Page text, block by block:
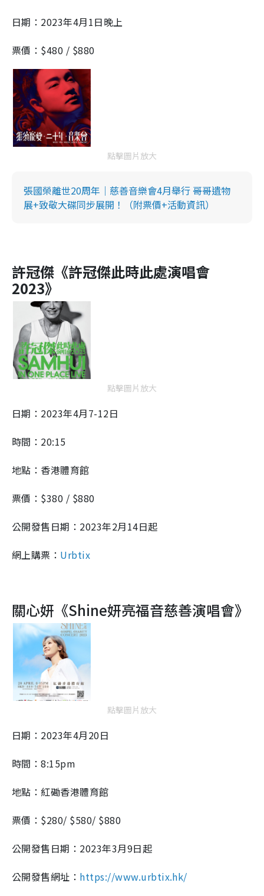
日期：2023年4月1日晚上
票價：$480 / $880
點擊圖片放大
張國榮離世20周年｜慈善音樂會4月舉行 哥哥遺物
展+致敬大碟同步展開！（附票價+活動資訊）
許冠傑《許冠傑此時此處演唱會
2023》
點擊圖片放大
日期：2023年4月7-12日
時間：20:15
地點：香港體育館
票價：$380 / $880
公開發售日期：2023年2月14日起
網上購票： Urbtix
關心妍《Shine妍亮福音慈善演唱會》
點擊圖片放大
日期：2023年4月20日
時間：8:15pm
地點：紅磡香港體育館
票價：$280/ $580/ $880
公開發售日期：2023年3月9日起
公開發售網址： https://www.urbtix.hk/